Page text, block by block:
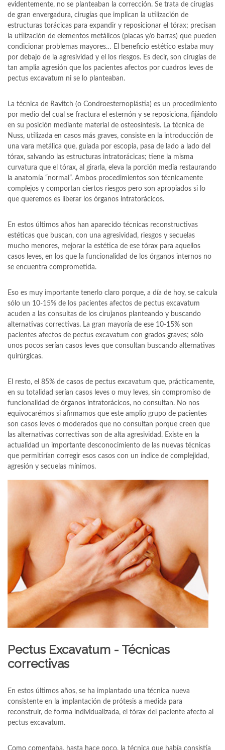
evidentemente, no se planteaban la corrección. Se trata de cirugías
de gran envergadura, cirugías que implican la utilización de
estructuras torácicas para expandir y reposicionar el tórax; precisan
la utilización de elementos metálicos (placas y/o barras) que pueden
condicionar problemas mayores… El beneficio estético estaba muy
por debajo de la agresividad y el los riesgos. Es decir, son cirugías de
tan amplia agresión que los pacientes afectos por cuadros leves de
pectus excavatum ni se lo planteaban.
La técnica de Ravitch (o Condroesternoplástia) es un procedimiento
por medio del cual se fractura el esternón y se reposiciona, fijándolo
en su posición mediante material de osteosíntesis. La técnica de
Nuss, utilizada en casos más graves, consiste en la introducción de
una vara metálica que, guiada por escopia, pasa de lado a lado del
tórax, salvando las estructuras intratorácicas; tiene la misma
curvatura que el tórax, al girarla, eleva la porción media restaurando
la anatomía “normal”. Ambos procedimientos son técnicamente
complejos y comportan ciertos riesgos pero son apropiados si lo
que queremos es liberar los órganos intratorácicos.
En estos últimos años han aparecido técnicas reconstructivas
estéticas que buscan, con una agresividad, riesgos y secuelas
mucho menores, mejorar la estética de ese tórax para aquellos
casos leves, en los que la funcionalidad de los órganos internos no
se encuentra comprometida.
Eso es muy importante tenerlo claro porque, a día de hoy, se calcula
sólo un 10-15% de los pacientes afectos de pectus excavatum
acuden a las consultas de los cirujanos planteando y buscando
alternativas correctivas. La gran mayoría de ese 10-15% son
pacientes afectos de pectus excavatum con grados graves; sólo
unos pocos serían casos leves que consultan buscando alternativas
quirúrgicas.
El resto, el 85% de casos de pectus excavatum que, prácticamente,
en su totalidad serían casos leves o muy leves, sin compromiso de
funcionalidad de órganos intratorácicos, no consultan. No nos
equivocarémos si afirmamos que este amplio grupo de pacientes
son casos leves o moderados que no consultan porque creen que
las alternativas correctivas son de alta agresividad. Existe en la
actualidad un importante desconocimiento de las nuevas técnicas
que permitirían corregir esos casos con un índice de complejidad,
agresión y secuelas mínimos.
Pectus Excavatum - Técnicas
correctivas
En estos últimos años, se ha implantado una técnica nueva
consistente en la implantación de prótesis a medida para
reconstruir, de forma individualizada, el tórax del paciente afecto al
pectus excavatum.